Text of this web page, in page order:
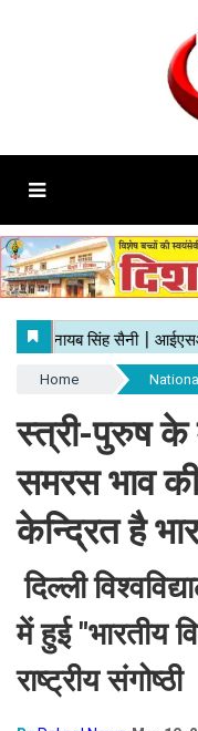
Home National
स्त्री-पुरुष
समरस भाव
केन्द्रित है
दिल्ली
में हुई "भारतीय
राष्ट्रीय संगोष्ठी